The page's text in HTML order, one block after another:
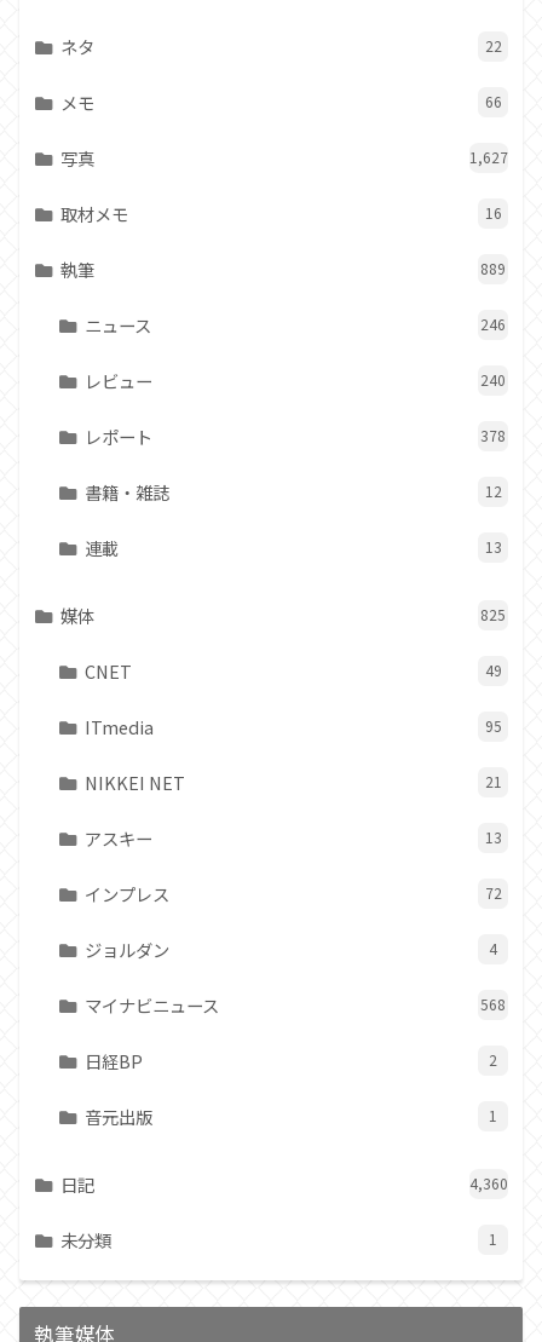
ネタ 22
メモ 66
写真 1,627
取材メモ 16
執筆 889
ニュース 246
レビュー 240
レポート 378
書籍・雑誌 12
連載 13
媒体 825
CNET 49
ITmedia 95
NIKKEI NET 21
アスキー 13
インプレス 72
ジョルダン 4
マイナビニュース 568
日経BP 2
音元出版 1
日記 4,360
未分類 1
執筆媒体